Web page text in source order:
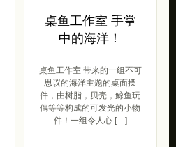
桌鱼工作室 手掌
中的海洋！
桌鱼工作室 带来的一组不可
思议的海洋主题的桌面摆
件，由树脂，贝壳，鲸鱼玩
偶等等构成的可发光的小物
件！一组令人心 […]